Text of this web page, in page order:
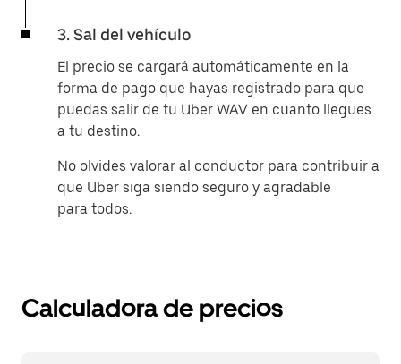
3. Sal del vehículo
El precio se cargará automáticamente en la
forma de pago que hayas registrado para que
puedas salir de tu Uber WAV en cuanto llegues
a tu destino.
No olvides valorar al conductor para contribuir a
que Uber siga siendo seguro y agradable
para todos.
Calculadora de precios